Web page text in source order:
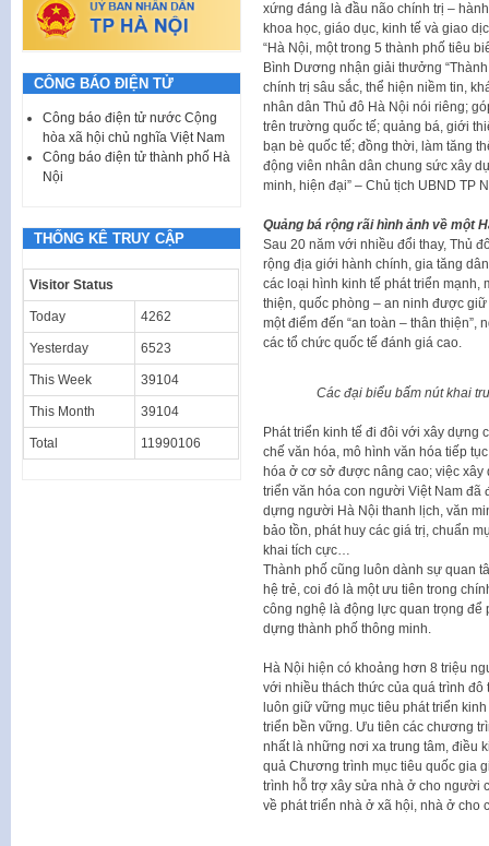
xứng đáng là đầu não chính trị –
khoa học, giáo dục, kinh tế và giao
“Hà Nội, một trong 5 thành phố tiêu
Bình Dương nhận giải thưởng
chính trị sâu sắc, thể hiện niềm tin,
nhân dân Thủ đô Hà Nội nói riêng;
trên trường quốc tế; quảng bá, giới
bạn bè quốc tế; đồng thời, làm tăng
động viên nhân dân chung sức xây
minh, hiện đại” – Chủ tịch UBND TP
Quảng bá rộng rãi hình ảnh về một
Sau 20 năm với nhiều đổi thay, Thủ
rộng địa giới hành chính, gia tăng
các loại hình kinh tế phát triển
thiện, quốc phòng – an ninh được
một điểm đến “an toàn – thân
các tổ chức quốc tế đánh giá cao.
Các đại biểu bấm nút khai
Phát triển kinh tế đi đôi với xây dựng
chế văn hóa, mô hình văn hóa tiếp
hóa ở cơ sở được nâng cao; việc
triển văn hóa con người Việt Nam đã
dựng người Hà Nội thanh lịch, văn
bảo tồn, phát huy các giá trị, chuẩn
khai tích cực…
Thành phố cũng luôn dành sự quan
hệ trẻ, coi đó là một ưu tiên trong
công nghệ là động lực quan trọng
dựng thành phố thông minh.
Hà Nội hiện có khoảng hơn 8 triệu
với nhiều thách thức của quá trình
luôn giữ vững mục tiêu phát triển
triển bền vững. Ưu tiên các chương
nhất là những nơi xa trung tâm, điều
quả Chương trình mục tiêu quốc gia
trình hỗ trợ xây sửa nhà ở cho người
về phát triển nhà ở xã hội, nhà ở cho
CÔNG BÁO ĐIỆN TỬ
Công báo điện tử nước Cộng
hòa xã hội chủ nghĩa Việt Nam
Công báo điện tử thành phố Hà
Nội
THỐNG KÊ TRUY CẬP
Visitor Status
Today 4262
Yesterday 6523
This Week 39104
This Month 39104
Total 11990106